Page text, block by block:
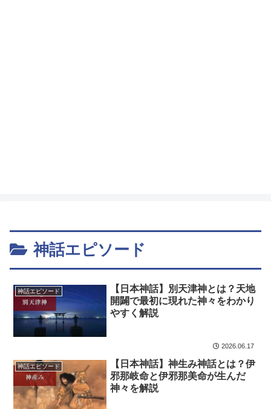
神話エピソード
神話エピソード
【日本神話】別天津神とは？天地
開闢で最初に現れた神々をわかり
やすく解説
2026.06.17
神話エピソード
【日本神話】神生み神話とは？伊
邪那岐命と伊邪那美命が生んだ
神々を解説